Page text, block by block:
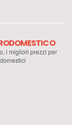
i migliori prezzi per